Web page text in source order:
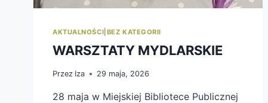
AKTUALNOŚCI BEZ KATEGORII
WARSZTATY MYDLARSKIE
Przez Iza 29 maja, 2026
28 maja w Miejskiej Bibliotece Publicznej